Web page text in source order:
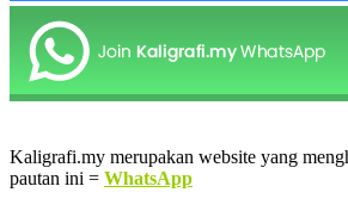
Kaligrafi.my merupakan website yang
pautan ini = WhatsApp